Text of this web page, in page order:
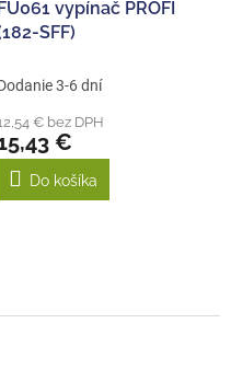
FU061 vypínač PROFI
SFF)
3-6 dní
€ bez DPH
€
Do košíka